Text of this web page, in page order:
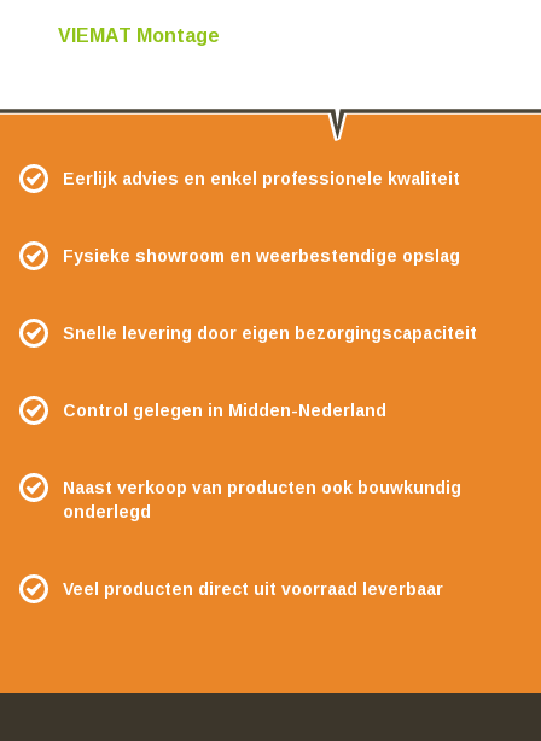
VIEMAT Montage
Eerlijk advies en enkel professionele kwaliteit
Fysieke showroom en weerbestendige opslag
Snelle levering door eigen bezorgingscapaciteit
Control gelegen in Midden-Nederland
Naast verkoop van producten ook bouwkundig
onderlegd
Veel producten direct uit voorraad leverbaar